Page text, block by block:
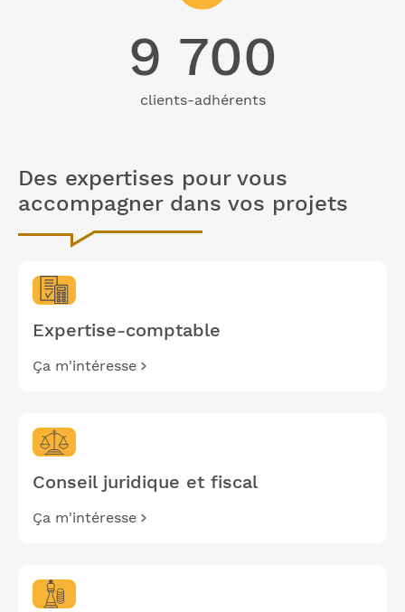
9 700
clients-adhérents
Des expertises pour vous
accompagner dans vos projets
Expertise-comptable
Ça m'intéresse
Conseil juridique et fiscal
Ça m'intéresse